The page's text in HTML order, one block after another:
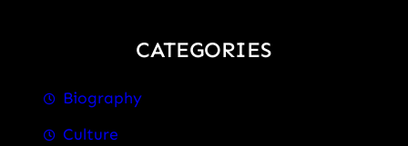
CATEGORIES
Biography
Culture